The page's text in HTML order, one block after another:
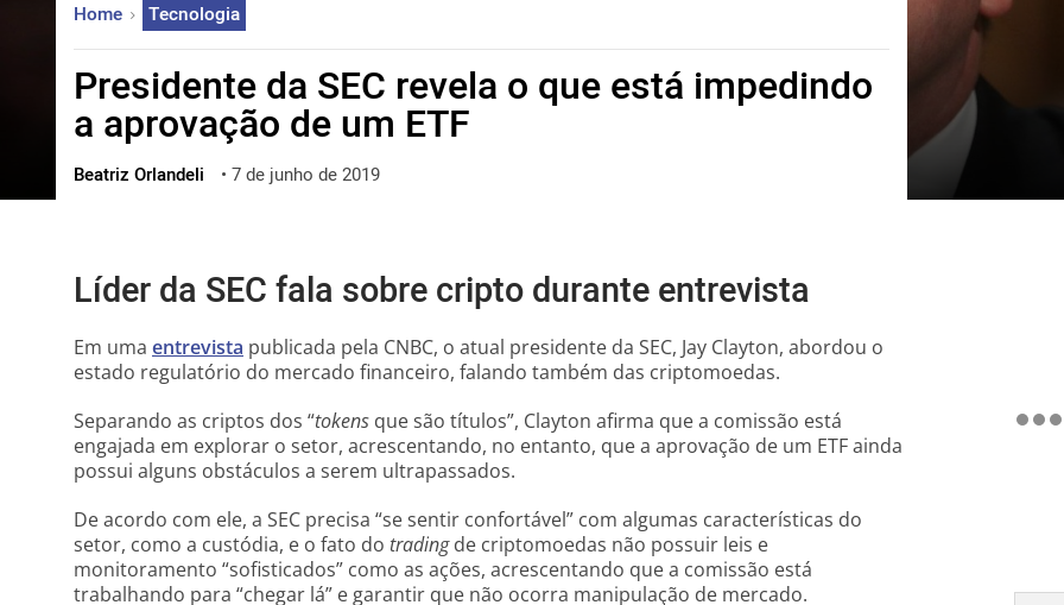
한국어
العربية
ไทย
ქართული
Home Tecnologia
Presidente da SEC revela o que está impedindo
a aprovação de um ETF
Beatriz Orlandeli • 7 de junho de 2019
Líder da SEC fala sobre cripto durante entrevista
Em uma entrevista publicada pela CNBC, o atual presidente da SEC, Jay Clayton, abordou o
estado regulatório do mercado financeiro, falando também das criptomoedas.
Separando as criptos dos “tokens que são títulos”, Clayton afirma que a comissão está
engajada em explorar o setor, acrescentando, no entanto, que a aprovação de um ETF ainda
possui alguns obstáculos a serem ultrapassados.
De acordo com ele, a SEC precisa “se sentir confortável” com algumas características do
setor, como a custódia, e o fato do tradingde criptomoedas não possuir leis e
monitoramento “sofisticados” como as ações, acrescentando que a comissão está
trabalhando para “chegar lá” e garantir que não ocorra manipulação de mercado.